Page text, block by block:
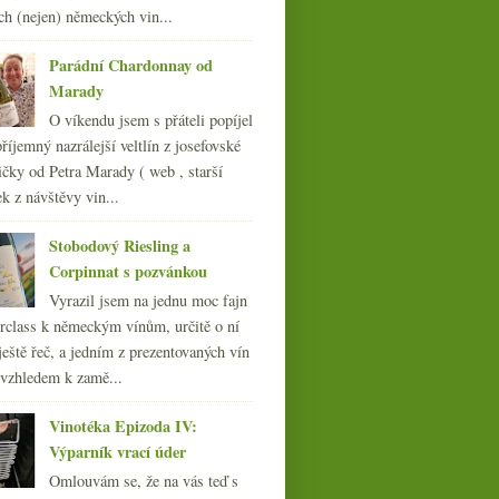
(249)
(270)
(108)
(nejen) německých vin...
Parádní Chardonnay od
Marady
O víkendu jsem s přáteli popíjel
nazrálejší veltlín z josefovské
od Petra Marady ( web , starší
z návštěvy vin...
Stobodový Riesling a
Corpinnat s pozvánkou
Vyrazil jsem na jednu moc fajn
k německým vínům, určitě o ní
řeč, a jedním z prezentovaných vín
k zamě...
Vinotéka Epizoda IV:
Výparník vrací úder
Omlouvám se, že na vás teď s